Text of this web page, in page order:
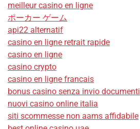
meilleur casino en ligne
ポーカー ゲーム
api22 alternatif
casino en ligne retrait rapide
casino en ligne
casino crypto
casino en ligne francais
bonus casino senza invio documenti
nuovi casino online italia
siti scommesse non aams affidabile